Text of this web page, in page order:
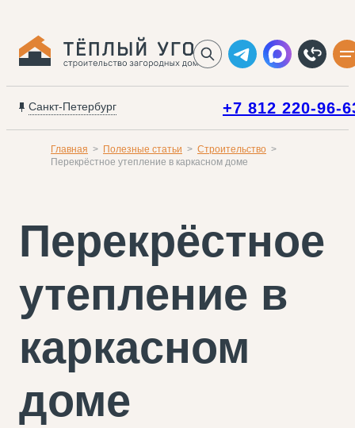
Санкт-Петербург +7 812 220-96-
Главная Полезные статьи
Строительство
Перекрёстное утепление в каркасном доме
Перекрёстное
утепление в
каркасном
доме